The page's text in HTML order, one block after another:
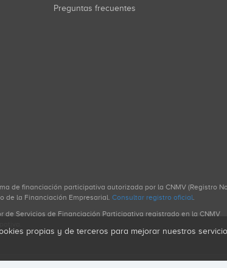
Preguntas frecuentes
de financiación participativa autorizada por la CNMV (Registro
de la Financiación Empresarial. Consultar registro oficial.
de Servicios de Financiación Participativa registrado en la CNMV
propias y de terceros para mejorar nuestros